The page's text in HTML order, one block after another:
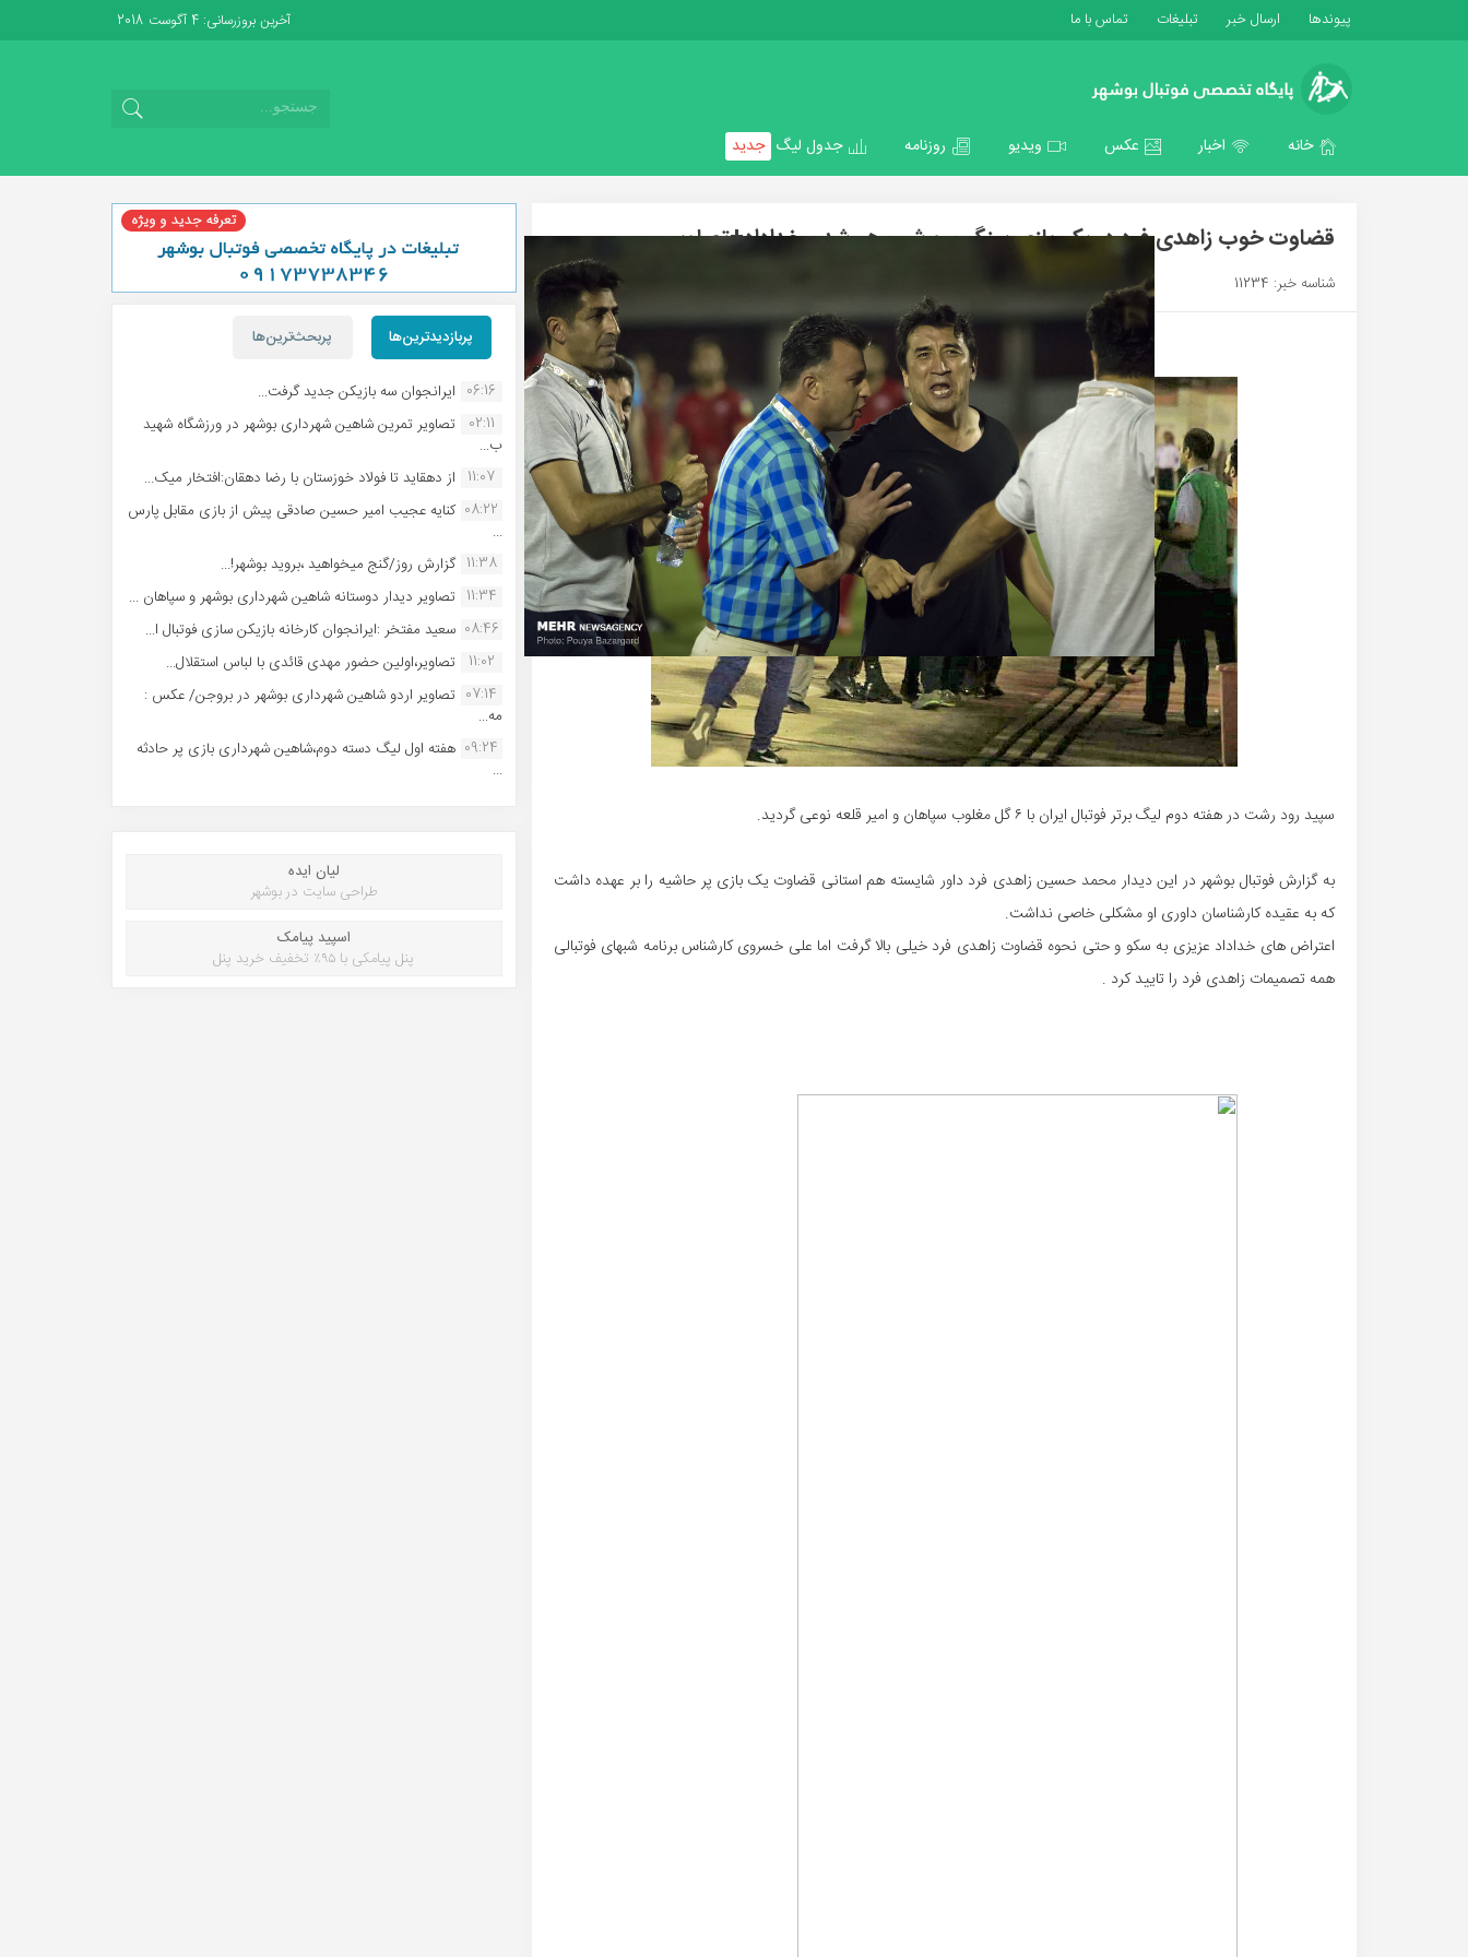
پیوندها ارسال خبر تبلیغات تماس با ما آخرین بروزرسانی: 4 آگوست 2018
خانه اخبار عکس ویدیو روزنامه جدول لیگ جدید
قضاوت خوب زاهدی فرد در یک بازی سنگین و شب هو شدن خداداد+تصاویر
شناسه خبر: 11234
سپید رود رشت در هفته دوم لیگ برتر فوتبال ایران با ۶ گل مغلوب سپاهان و امیر قلعه نوعی گردید.
به گزارش فوتبال بوشهر در این دیدار محمد حسین زاهدی فرد داور شایسته هم استانی قضاوت یک بازی پر حاشیه را بر عهده داشت
که به عقیده کارشناسان داوری او مشکلی خاصی نداشت.
اعتراض های خداداد عزیزی به سکو و حتی نحوه قضاوت زاهدی فرد خیلی بالا گرفت اما علی خسروی کارشناس برنامه شبهای فوتبالی
همه تصمیمات زاهدی فرد را تایید کرد .
پربازدیدترین‌ها پربحث‌ترین‌ها
06:16 ایرانجوان سه بازیکن جدید گرفت...
02:11
تصاویر تمرین شاهین شهردارى بوشهر در ورزشگاه شهید
ب...
11:07 از دهقاید تا فولاد خوزستان با رضا دهقان:افتخار میک...
08:22 کنایه عجیب امیر حسین صادقی پیش از بازی مقابل پارس
...
11:38 گزارش روز/گنج میخواهید ،بروید بوشهر!...
11:34 تصاویر دیدار دوستانه شاهین شهردارى بوشهر و سپاهان ...
08:46 سعید مفتخر :ایرانجوان کارخانه بازیکن سازی فوتبال ا...
11:02
تصاویر،اولین حضور مهدی قائدی با لباس استقلال...
07:14 تصاویر اردو شاهین شهرداری بوشهر در بروجن/ عکس :
مه...
09:24 هفته اول لیگ دسته دوم،شاهین شهرداری بازی پر حادثه
...
لیان ایده
طراحی سایت در بوشهر
اسپید پیامک
پنل پیامکی با ۹۵٪ تخفیف خرید پنل